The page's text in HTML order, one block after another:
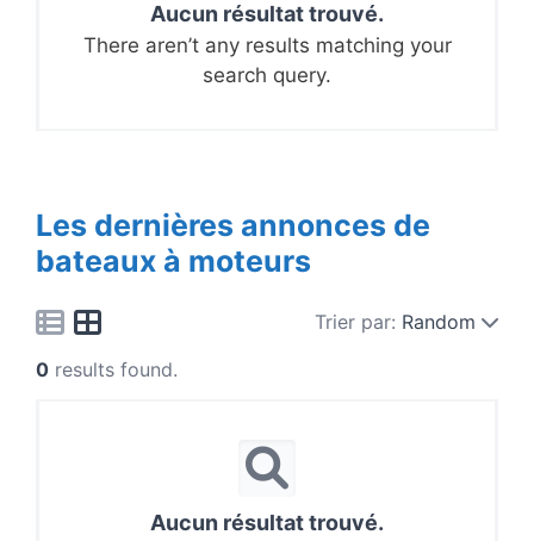
Aucun résultat trouvé.
There aren’t any results matching your
search query.
Les dernières annonces de
bateaux à moteurs
Trier par: Random
0 results found.
Aucun résultat trouvé.